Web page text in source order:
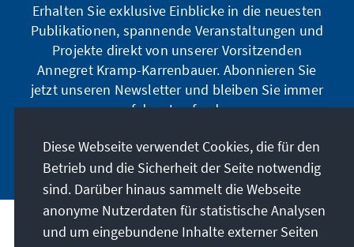
Erhalten Sie exklusive Einblicke in die neuesten
Publikationen, spannende Veranstaltungen und
Projekte direkt von unserer Vorsitzenden
Annegret Kramp-Karrenbauer. Abonnieren Sie
jetzt unseren Newsletter und bleiben Sie immer
auf dem Laufenden.
Jetzt abonnieren
Unser Auftrag
Diese Webseite verwendet Cookies, die für den
Betrieb und die Sicherheit der Seite notwendig
sind. Darüber hinaus sammelt die Webseite
anonyme Nutzerdaten für statistische Analysen
und um eingebundene Inhalte externer Seiten